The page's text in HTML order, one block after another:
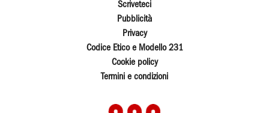
Scriveteci
Pubblicità
Privacy
Codice Etico e Modello 231
Cookie policy
Termini e condizioni